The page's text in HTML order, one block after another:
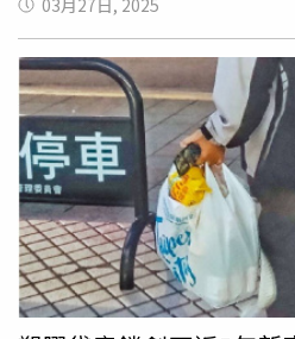
與淺顯易懂之商品包裝
標示予
衛生福利部食品藥物管理署化粧
查詢，以維護消費者購買及使用
色、亮色與炫光效果，將回憶
素提取出來，推出多款限定餐飲
少粉絲收藏。一盒8入的「
蘭卡產區的高品質茶葉（左，
（55元／包、會員價35元，圖
的聯名周邊中，以可愛杯身造型
特蜜處理 凍乾咖啡」，使用葡
術，帶出類似白葡萄酒的清爽酸
小時真空冷凍乾燥處理，能完
磨手沖咖啡，也方便大家隨時隨
「PEKO中淺焙」和「POKO中